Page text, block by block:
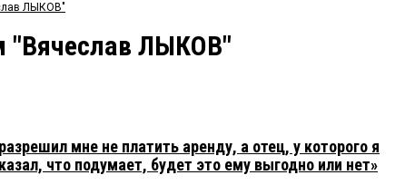
ЛЫКОВ"
"Вячеслав ЛЫКОВ"
мне не платить аренду, а отец, у которого я
что подумает, будет это ему выгодно или нет»